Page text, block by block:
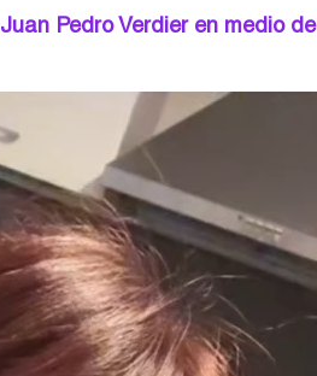
Pedro Verdier en medio de